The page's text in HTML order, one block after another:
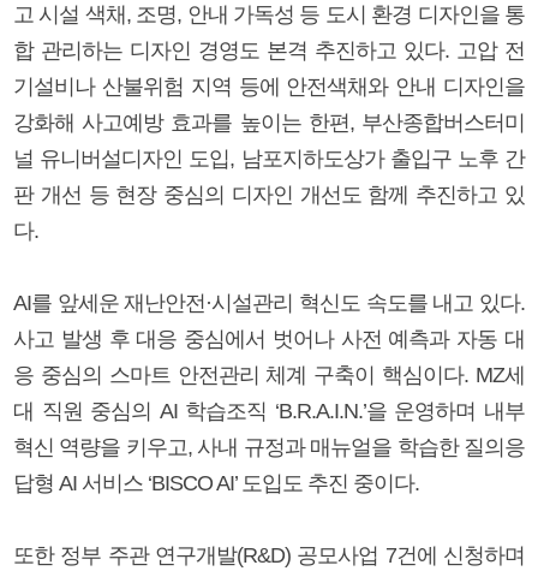
고 시설 색채, 조명, 안내 가독성 등 도시 환경 디자인을 통
합 관리하는 디자인 경영도 본격 추진하고 있다. 고압 전
기설비나 산불위험 지역 등에 안전색채와 안내 디자인을
강화해 사고예방 효과를 높이는 한편, 부산종합버스터미
널 유니버설디자인 도입, 남포지하도상가 출입구 노후 간
판 개선 등 현장 중심의 디자인 개선도 함께 추진하고 있
다.
AI를 앞세운 재난안전·시설관리 혁신도 속도를 내고 있다.
사고 발생 후 대응 중심에서 벗어나 사전 예측과 자동 대
응 중심의 스마트 안전관리 체계 구축이 핵심이다. MZ세
대 직원 중심의 AI 학습조직 ‘B.R.A.I.N.’을 운영하며 내부
혁신 역량을 키우고, 사내 규정과 매뉴얼을 학습한 질의응
답형 AI 서비스 ‘BISCO AI’ 도입도 추진 중이다.
또한 정부 주관 연구개발(R&D) 공모사업 7건에 신청하며